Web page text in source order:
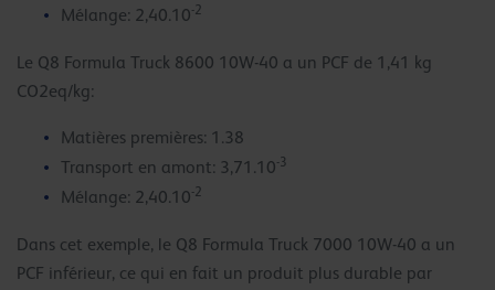
Mélange: 2,40.10-2
Le Q8 Formula Truck 8600 10W-40 a un PCF de 1,41 kg
CO2eq/kg:
Matières premières: 1.38
Transport en amont: 3,71.10-3
Mélange: 2,40.10-2
Dans cet exemple, le Q8 Formula Truck 7000 10W-40 a un
PCF inférieur, ce qui en fait un produit plus durable par